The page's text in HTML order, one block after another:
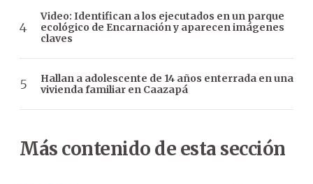
Video: Identifican a los ejecutados en un parque
ecológico de Encarnación y aparecen imágenes
claves
Hallan a adolescente de 14 años enterrada en una
vivienda familiar en Caazapá
Más contenido de esta sección